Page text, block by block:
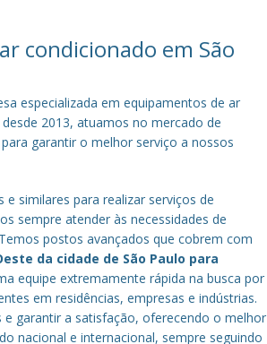
condicionado em São
especializada em equipamentos de ar
2013, atuamos no mercado de
garantir o melhor serviço a nossos
similares para realizar serviços de
sempre atender às necessidades de
postos avançados que cobrem com
da cidade de São Paulo para
equipe extremamente rápida na busca por
em residências, empresas e indústrias.
garantir a satisfação, oferecendo o melhor
nacional e internacional, sempre seguindo